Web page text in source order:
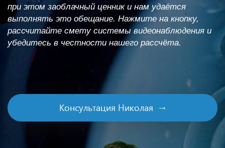
при этом заоблачный ценник и нам удаётся
выполнять это обещание. Нажмите на кнопку,
рассчитайте смету системы видеонаблюдения и
убедитесь в честности нашего рассчёта.
Консультация Николая →